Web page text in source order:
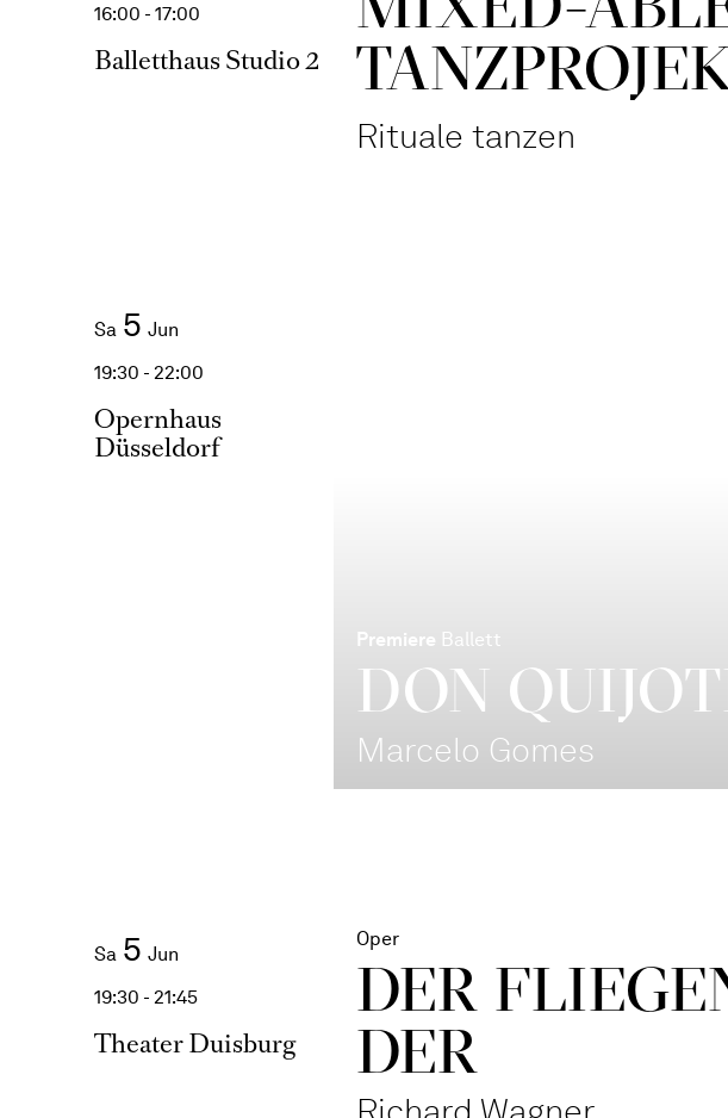
16:00 - 17:00
Balletthaus Studio 2
Rituale tanzen
Sa 5 Jun
19:30 - 22:00
Opernhaus
Düsseldorf
Premiere Ballett
DON
Marcelo Gomes
Sa 5 Jun
19:30 - 21:45
Theater Duisburg
Oper
DER
DER